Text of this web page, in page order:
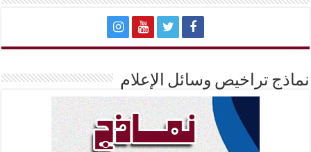
نماذج تراخيص وسائل الإعلام